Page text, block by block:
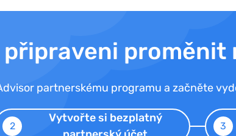
proměnit
partnerskému programu a začněte
2
Vytvořte si bezplatný
3